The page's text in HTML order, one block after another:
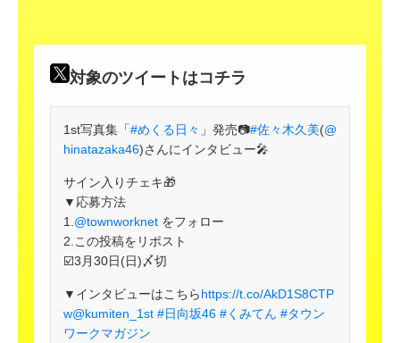
対象のツイートはコチラ
1st写真集「#めくる日々 」発売📷#佐々木久美(@
hinatazaka46)さんにインタビュー🎤
サイン入りチェキ🎁
▼応募方法
1.@townworknet をフォロー
2.この投稿をリポスト
☑️3月30日(日)〆切
▼インタビューはこちらhttps://t.co/AkD1S8CTP
w@kumiten_1st #日向坂46 #くみてん #タウン
ワークマガジン